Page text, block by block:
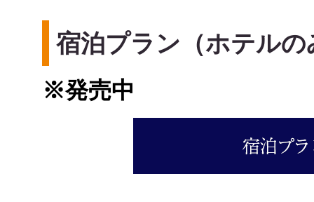
宿泊プラン（ホテル
※発売中